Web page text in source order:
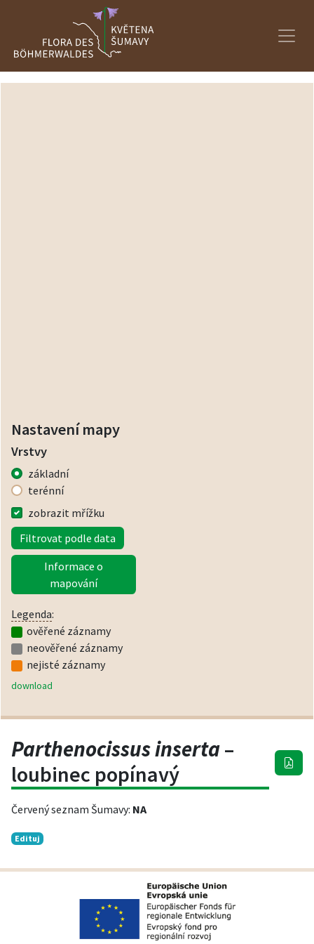
Nastavení mapy
Vrstvy
základní
terénní
zobrazit mřížku
Filtrovat podle data
Informace o
mapování
Legenda:
ověřené záznamy
neověřené záznamy
nejisté záznamy
download
Parthenocissus inserta–
loubinec popínavý
Červený seznam Šumavy: NA
Edituj